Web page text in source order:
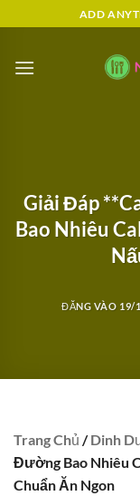
qua
dung
ADD
Giải Đáp
Bao Nhiêu
ĐĂNG VÀO 19/
Trang Chủ /Dinh
Đường Bao Nhiêu
Chuẩn Ăn Ngon